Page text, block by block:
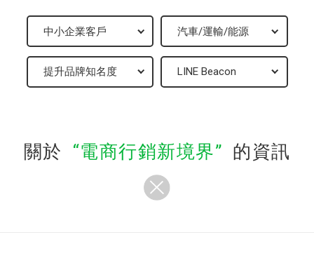
關於 電商行銷新境界 的資訊